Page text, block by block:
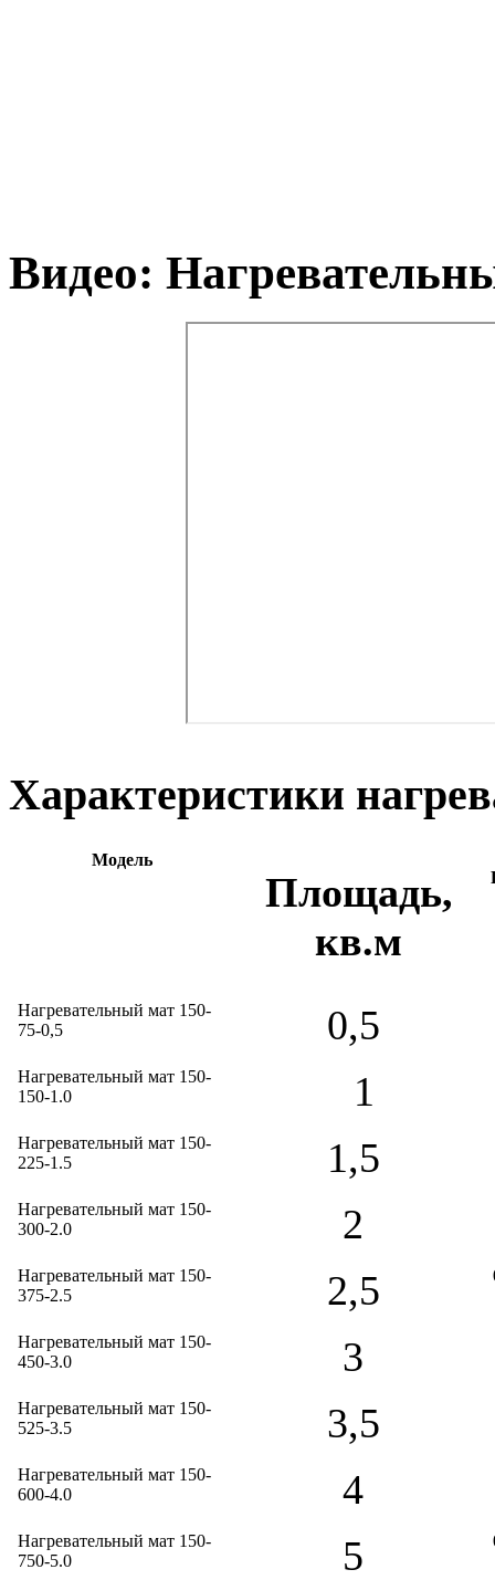
Видео:
Характеристики
Модель
Площадь,
кв.м
Нагревательный мат 150-
75-0,5
0,5
Нагревательный мат 150-
150-1.0
1
Нагревательный мат 150-
225-1.5
1,5
Нагревательный мат 150-
300-2.0
2
Нагревательный мат 150-
375-2.5
2,5
Нагревательный мат 150-
450-3.0
3
Нагревательный мат 150-
525-3.5
3,5
Нагревательный мат 150-
600-4.0
4
Нагревательный мат 150-
750-5.0
5